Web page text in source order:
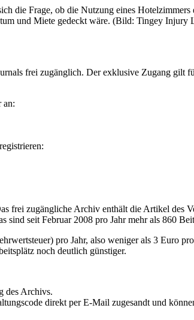
die Frage, ob die Nutzung eines
und Miete gedeckt wäre. (Bild: Tingey Injury
frei zugänglich. Der exklusive Zugang gilt
an:
frei zugängliche Archiv enthält die Artikel des
sind seit Februar 2008 pro Jahr mehr als 860
pro Jahr, also weniger als 3 Euro
noch deutlich günstiger.
des Archivs.
direkt per E-Mail zugesandt und